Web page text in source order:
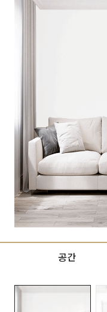
공간